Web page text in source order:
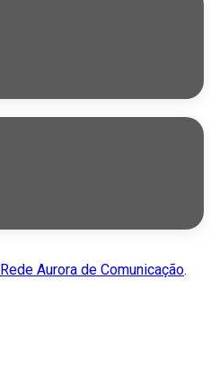
Rede Aurora de Comunicação.